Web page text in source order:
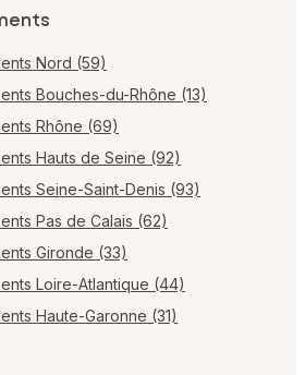
Nord (59)
Bouches-du-Rhône (13)
Rhône (69)
Hauts de Seine (92)
Seine-Saint-Denis (93)
Pas de Calais (62)
Gironde (33)
Loire-Atlantique (44)
Haute-Garonne (31)